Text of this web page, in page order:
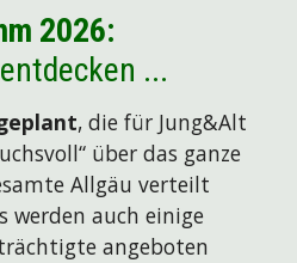
2026:
...
, die für Jung&Alt
über das ganze
Allgäu verteilt
werden aucheinige
angeboten